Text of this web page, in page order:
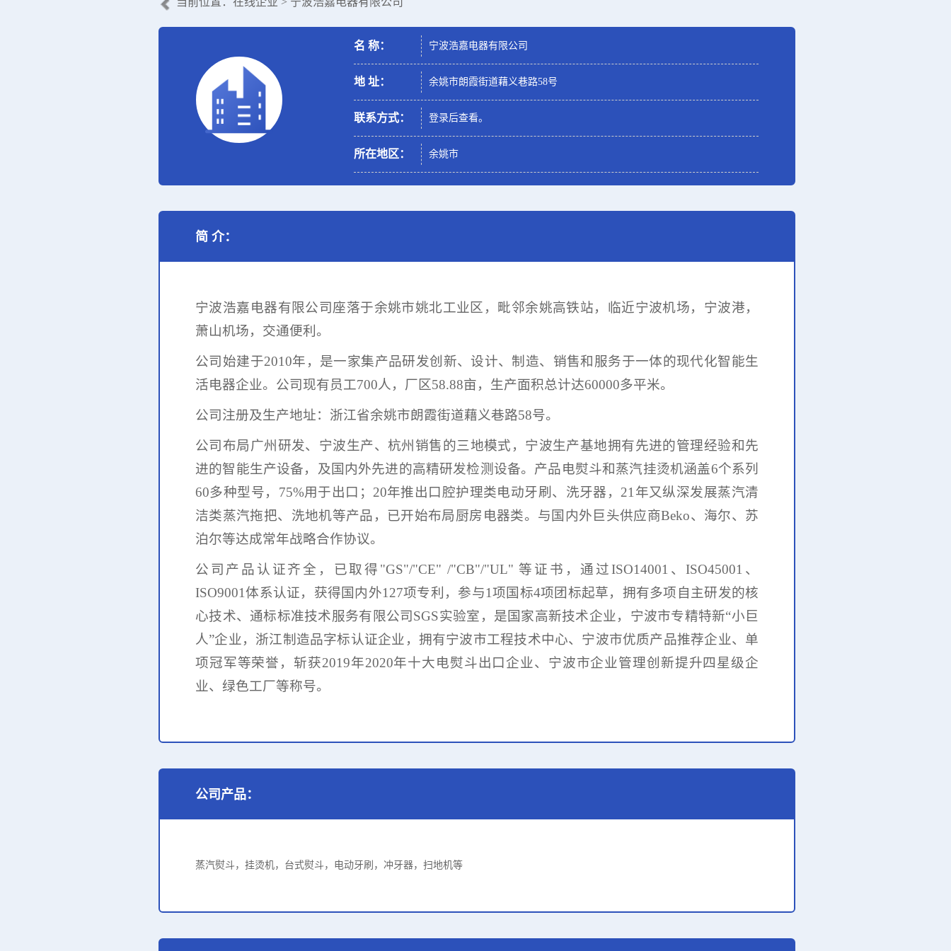
名 称： 宁波浩嘉电器有限公司
地 址： 余姚市朗霞街道藉义巷路58号
联系方式： 登录后查看。
所在地区： 余姚市
简 介：
宁波浩嘉电器有限公司座落于余姚市姚北工业区，毗邻余姚高铁站， 临近宁波机场， 宁波港，
萧山机场，交通便利。
公司始建于2010年，是一家集产品研发创新、设计、制造、销售和服务于一体的现代化智能生
活电器企业。 公司现有员工700人，厂区58.88亩，生产面积总计达60000多平米。
公司注册及生产地址：浙江省余姚市朗霞街道藉义巷路58号。
公司布局广州研发、宁波生产、杭州销售的三地模式，宁波生产基地拥有先进的管理经验和先
进的智能生产设备， 及 国内外先进的高精研发检测设备。产品电熨斗和蒸汽挂烫机涵盖6个系列
60多种型号，75%用于出口 ； 20年推出口腔护理类电动牙刷、洗牙器， 21年又纵深发展蒸汽清
洁类蒸汽拖把、洗地机等产品，已开始布局厨房电器类。与 国内外巨头供应商Beko、海尔、苏
泊尔等达成常年战略合作协议。
公司产品认证齐全，已取得 "GS"/"CE" /"CB"/"UL" 等证书，通过ISO14001、ISO45001、
ISO9001体系认证， 获得国内外127项专利 ，参与1项国标4项团标起草， 拥有多项自主研发的核
心技术、通标标准技术服务有限公司SGS实验室 ，是国家高新技术企业，宁波市专精特新“小巨
人”企业， 浙江制造品字标认证企业， 拥有宁波市工程技术中心、 宁波市优质产品推荐企业、 单
项冠军等荣誉，斩获2019年2020年十大电熨斗出口企业、宁波市企业管理创新提升四星级企
业、绿色工厂等称号。
公司产品：
蒸汽熨斗，挂烫机，台式熨斗，电动牙刷，冲牙器，扫地机等